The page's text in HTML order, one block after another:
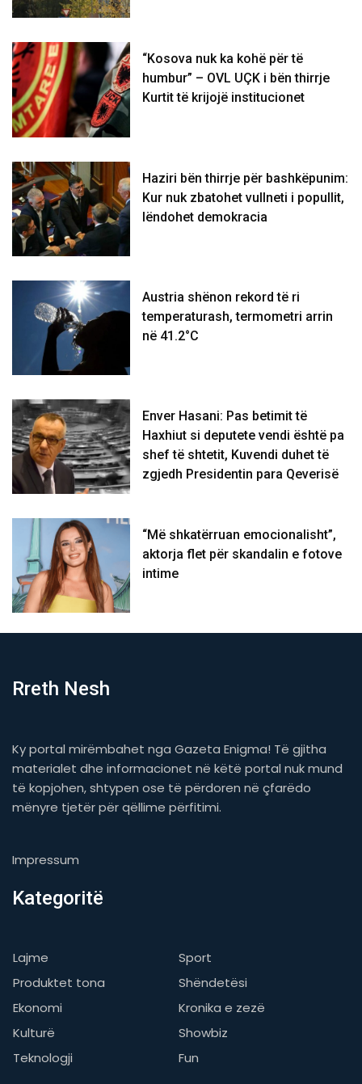
“Kosova nuk ka kohë për të
humbur” – OVL UÇK i bën thirrje
Kurtit të krijojë institucionet
Haziri bën thirrje për bashkëpunim:
Kur nuk zbatohet vullneti i popullit,
lëndohet demokracia
Austria shënon rekord të ri
temperaturash, termometri arrin
në 41.2°C
Enver Hasani: Pas betimit të
Haxhiut si deputete vendi është pa
shef të shtetit, Kuvendi duhet të
zgjedh Presidentin para Qeverisë
“Më shkatërruan emocionalisht”,
aktorja flet për skandalin e fotove
intime
Rreth Nesh
Ky portal mirëmbahet nga Gazeta Enigma! Të gjitha
materialet dhe informacionet në këtë portal nuk mund
të kopjohen, shtypen ose të përdoren në çfarëdo
mënyre tjetër për qëllime përfitimi.
Impressum
Kategoritë
Lajme
Sport
Produktet tona
Shëndetësi
Ekonomi
Kronika e zezë
Kulturë
Showbiz
Teknologji
Fun